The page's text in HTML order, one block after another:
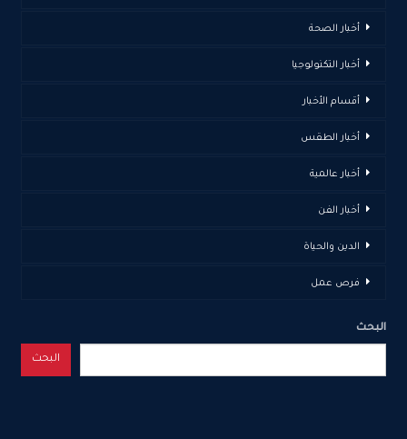
أخبار الصحة
أخبار التكنولوجيا
أقسام الأخبار
أخبار الطقس
أخبار عالمية
أخبار الفن
الدين والحياة
فرص عمل
البحث
البحث